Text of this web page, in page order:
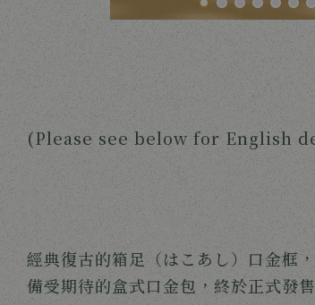
(Please see below for English
經典復古的箱足（はこあし）口金框
備受期待的盒式口金包，終於正式發售